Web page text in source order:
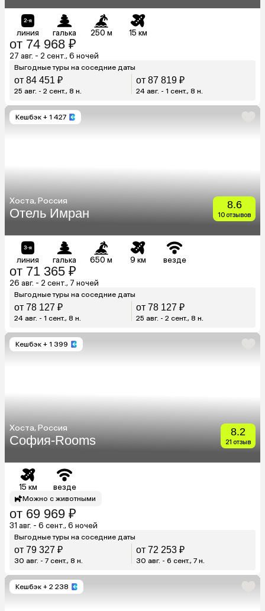
линия галька 250 м 15 км
от 74 968 ₽
27 авг. - 2 сент., 6 ночей
Выгодные туры на соседние даты
от 84 451 ₽
25 авг. - 2 сент., 8 н.
от 87 819 ₽
24 авг. - 1 сент., 8 н.
Кешбэк + 1 427
Хоста, Россия
Отель Имран
8.6
10 отзывов
линия галька 650 м 9 км везде
от 71 365 ₽
26 авг. - 2 сент., 7 ночей
Выгодные туры на соседние даты
от 78 127 ₽
24 авг. - 1 сент., 8 н.
от 78 127 ₽
25 авг. - 2 сент., 8 н.
Кешбэк + 1 399
Хоста, Россия
София-Rooms
8.2
21 отзыв
15 км везде
Можно с животными
от 69 969 ₽
31 авг. - 6 сент., 6 ночей
Выгодные туры на соседние даты
от 79 327 ₽
30 авг. - 7 сент., 8 н.
от 72 253 ₽
30 авг. - 6 сент., 7 н.
Кешбэк + 2 238